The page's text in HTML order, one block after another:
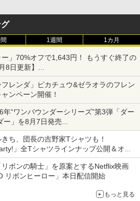
1週間 1カ月
ー」70%オフで1,643円！ もうすぐ終了の
8日更新】
では「大神 絶景版」が67%オフで990円
レンダ」ピカチュウ&ゼラオラのフレン
ンペーン開催！
“ワンパウンダーシリーズ”第3弾「ダー
ー」を8月7日発売
ース」を使用した超大型チーズバーガー
ち、団長の吉野家Tシャツも！
」全Tシャツラインナップ公開＆オン
ボンの騎士」を原案とするNetflix映画
リボンヒーロー」本日配信開始
もっと見る